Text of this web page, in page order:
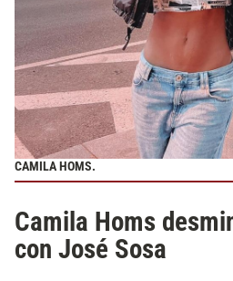
CAMILA HOMS.
Camila Homs
con José Sosa